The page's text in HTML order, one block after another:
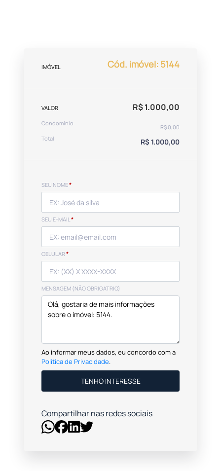
IMÓVEL Cód. imóvel: 5144
VALOR R$ 1.000,00
Condomínio
R$ 0,00
Total
R$ 1.000,00
SEU NOME*
SEU E-MAIL*
CELULAR *
MENSAGEM (NÃO OBRIGATRIO)
Ao informar meus dados, eu concordo com a
Política de Privacidade.
TENHO INTERESSE
Compartilhar nas redes sociais